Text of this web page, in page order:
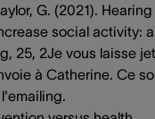
G. (2021). Hearing
social activity: a
25, 2Je vous laisse
à Catherine. Ce